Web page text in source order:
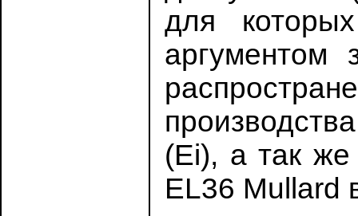
для
аргументом
(Ei), а так
EL36 Мullard